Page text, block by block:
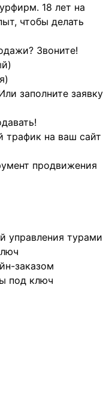
18 лет на
чтобы делать
Звоните!
заполните заявку
трафик на ваш сайт
продвижения
управления турами
заказом
под ключ